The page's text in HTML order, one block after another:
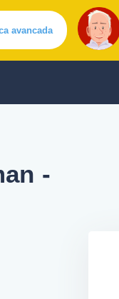
avancada
-